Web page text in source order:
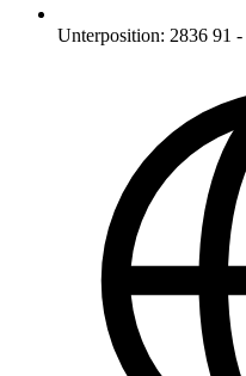
Unterposition: 2836 91 -